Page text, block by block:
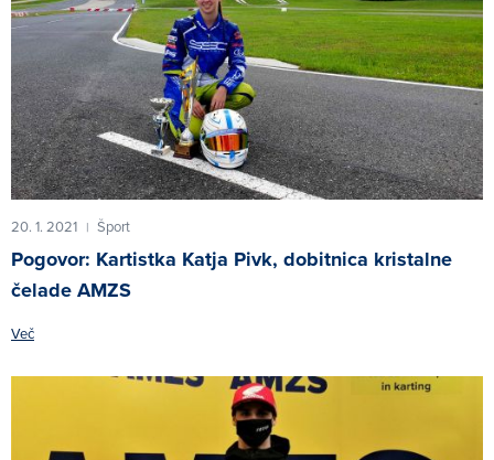
20. 1. 2021 | Šport
Pogovor: Kartistka Katja Pivk, dobitnica kristalne
čelade AMZS
Več